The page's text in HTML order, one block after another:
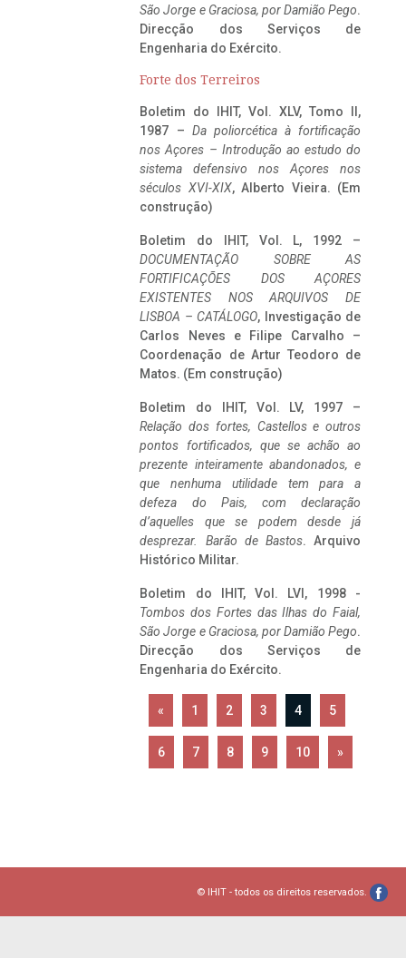
São Jorge e Graciosa, por Damião Pego.
Direcção dos Serviços de
Engenharia do Exército.
Forte dos Terreiros
Boletim do IHIT, Vol. XLV, Tomo II,
1987 – Da poliorcética à fortificação
nos Açores – Introdução ao estudo do
sistema defensivo nos Açores nos
séculos XVI-XIX, Alberto Vieira. (Em
construção)
Boletim do IHIT, Vol. L, 1992 –
DOCUMENTAÇÃO SOBRE AS
FORTIFICAÇÕES DOS AÇORES
EXISTENTES NOS ARQUIVOS DE
LISBOA – CATÁLOGO, Investigação de
Carlos Neves e Filipe Carvalho –
Coordenação de Artur Teodoro de
Matos. (Em construção)
Boletim do IHIT, Vol. LV, 1997 –
Relação dos fortes, Castellos e outros
pontos fortificados, que se achão ao
prezente inteiramente abandonados, e
que nenhuma utilidade tem para a
defeza do Pais, com declaração
d’aquelles que se podem desde já
desprezar. Barão de Bastos. Arquivo
Histórico Militar.
Boletim do IHIT, Vol. LVI, 1998 -
Tombos dos Fortes das Ilhas do Faial,
São Jorge e Graciosa, por Damião Pego.
Direcção dos Serviços de
Engenharia do Exército.
« 1 2 3 4 5
6 7 8 9 10 »
© IHIT - todos os direitos reservados.